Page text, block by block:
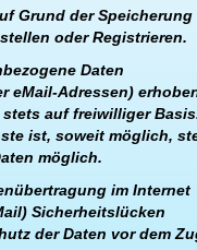
Grund der Speicherung
oder Registrieren.
Daten
eMail-Adressen)
auf freiwilliger
ist, soweit möglich,
möglich.
im Internet
Sicherheitslücken
der Daten vor dem